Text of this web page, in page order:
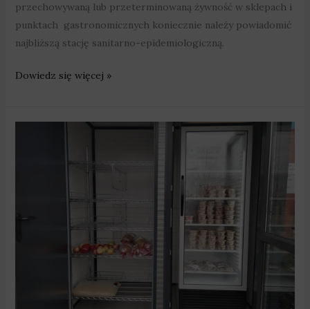
przechowywaną lub przeterminowaną żywność w sklepach i
punktach gastronomicznych koniecznie należy powiadomić
najbliższą stację sanitarno-epidemiologiczną.
Dowiedz się więcej »
jadłodzielnie